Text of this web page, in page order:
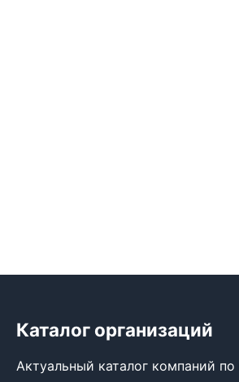
Каталог организаций
Актуальный каталог компаний